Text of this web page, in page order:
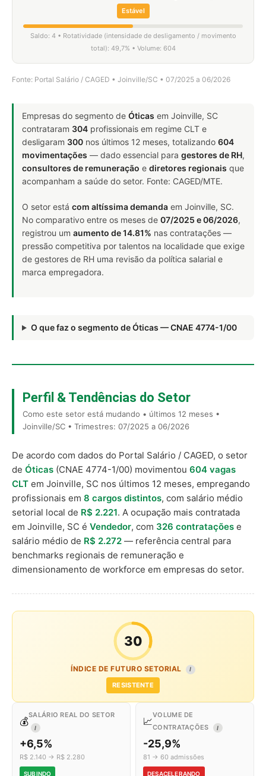
Estável
Saldo: 4 • Rotatividade (intensidade de desligamento / movimento
total): 49,7% • Volume: 604
Fonte: Portal Salário / CAGED • Joinville/SC • 07/2025 a 06/2026
Empresas do segmento de Óticas em Joinville, SC
contrataram 304 profissionais em regime CLT e
desligaram 300 nos últimos 12 meses, totalizando 604
movimentações — dado essencial para gestores de RH,
consultores de remuneração e diretores regionais que
acompanham a saúde do setor. Fonte: CAGED/MTE.
O setor está com altíssima demanda em Joinville, SC.
No comparativo entre os meses de 07/2025 e 06/2026,
registrou um aumento de 14.81% nas contratações —
pressão competitiva por talentos na localidade que exige
de gestores de RH uma revisão da política salarial e
marca empregadora.
O que faz o segmento de Óticas — CNAE 4774-1/00
Perfil & Tendências do Setor
Como este setor está mudando • últimos 12 meses •
Joinville/SC • Trimestres: 07/2025 a 06/2026
De acordo com dados do Portal Salário / CAGED, o setor
de Óticas (CNAE 4774-1/00) movimentou 604 vagas
CLT em Joinville, SC nos últimos 12 meses, empregando
profissionais em 8 cargos distintos, com salário médio
setorial local de R$ 2.221. A ocupação mais contratada
em Joinville, SC é Vendedor, com 326 contratações e
salário médio de R$ 2.272 — referência central para
benchmarks regionais de remuneração e
dimensionamento de workforce em empresas do setor.
30
ÍNDICE DE FUTURO SETORIAL I
RESISTENTE
💰
SALÁRIO REAL DO SETOR
I
+6,5%
R$ 2.140 → R$ 2.280
SUBINDO
📈
VOLUME DE
CONTRATAÇÕES
I
-25,9%
81 → 60 admissões
DESACELERANDO